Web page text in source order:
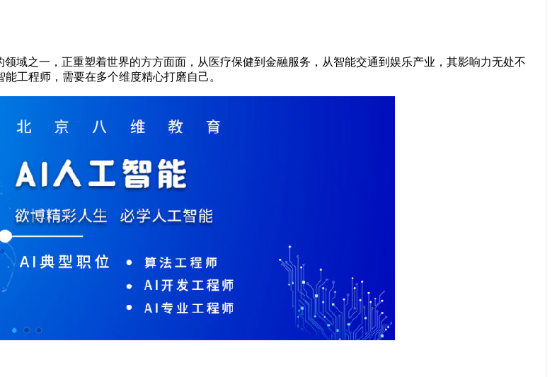
之一，正重塑着世界的方方面面，从医疗保健到金融服务，从智能交通到娱乐产业，其影响力无处不
工程师，需要在多个维度精心打磨自己。